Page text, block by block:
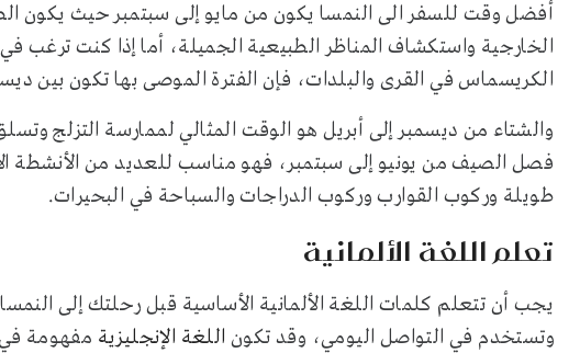
أفضل وقت للسفر الى النمسا يكون من مايو إلى سبتمبر حيث يكون
الخارجية واستكشاف المناظر الطبيعية الجميلة، أما إذا كنت ترغب
الكريسماس في القرى والبلدات، فإن الفترة الموصى بها تكون بين
والشتاء من ديسمبر إلى أبريل هو الوقت المثالي لممارسة التزلج
فصل الصيف من يونيو إلى سبتمبر، فهو مناسب للعديد من الأنشطة
طويلة وركوب القوارب وركوب الدراجات والسباحة في البحيرات.
تعلم اللغة الألمانية
يجب أن تتعلم كلمات اللغة الألمانية الأساسية قبل رحلتك إلى
وتستخدم في التواصل اليومي، وقد تكون اللغة الإنجليزية مفهومة في